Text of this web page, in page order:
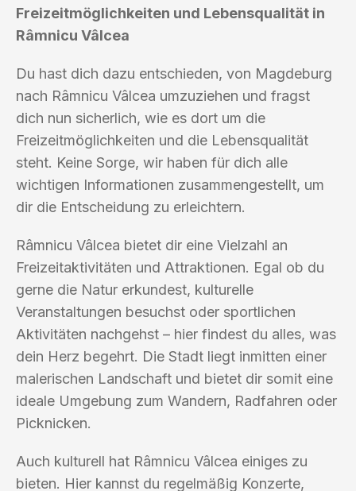
Freizeitmöglichkeiten und Lebensqualität in
Râmnicu Vâlcea
Du hast dich dazu entschieden, von Magdeburg
nach Râmnicu Vâlcea umzuziehen und fragst
dich nun sicherlich, wie es dort um die
Freizeitmöglichkeiten und die Lebensqualität
steht. Keine Sorge, wir haben für dich alle
wichtigen Informationen zusammengestellt, um
dir die Entscheidung zu erleichtern.
Râmnicu Vâlcea bietet dir eine Vielzahl an
Freizeitaktivitäten und Attraktionen. Egal ob du
gerne die Natur erkundest, kulturelle
Veranstaltungen besuchst oder sportlichen
Aktivitäten nachgehst – hier findest du alles, was
dein Herz begehrt. Die Stadt liegt inmitten einer
malerischen Landschaft und bietet dir somit eine
ideale Umgebung zum Wandern, Radfahren oder
Picknicken.
Auch kulturell hat Râmnicu Vâlcea einiges zu
bieten. Hier kannst du regelmäßig Konzerte,